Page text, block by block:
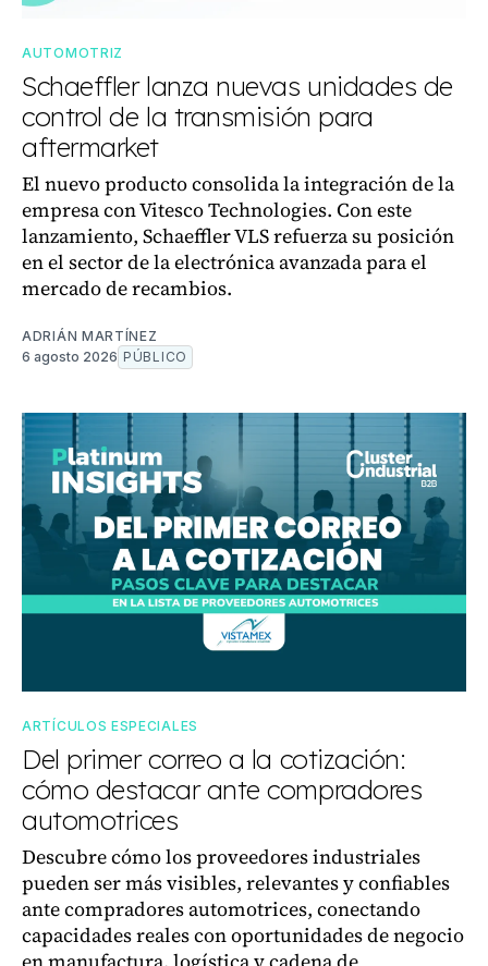
AUTOMOTRIZ
Schaeffler lanza nuevas unidades de
control de la transmisión para
aftermarket
El nuevo producto consolida la integración de la
empresa con Vitesco Technologies. Con este
lanzamiento, Schaeffler VLS refuerza su posición
en el sector de la electrónica avanzada para el
mercado de recambios.
ADRIÁN MARTÍNEZ
6 agosto 2026 PÚBLICO
ARTÍCULOS ESPECIALES
Del primer correo a la cotización:
cómo destacar ante compradores
automotrices
Descubre cómo los proveedores industriales
pueden ser más visibles, relevantes y confiables
ante compradores automotrices, conectando
capacidades reales con oportunidades de negocio